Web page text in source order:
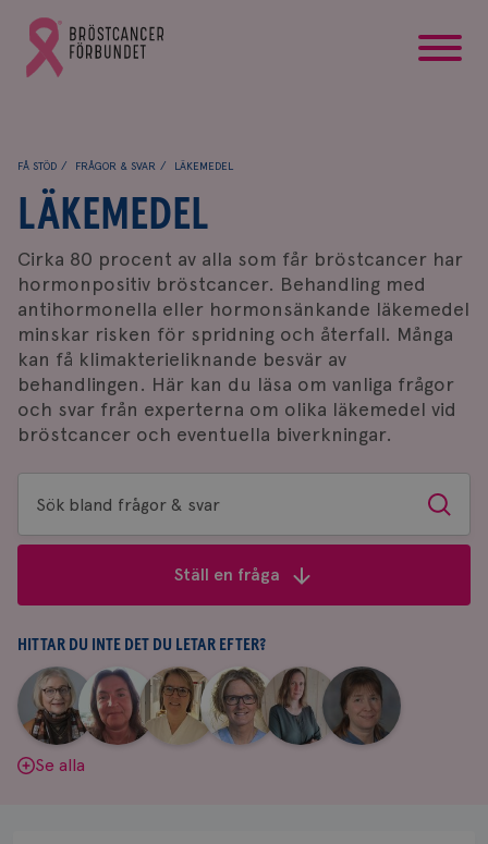
Gå
till
Bröstcancerförbundets
FÅ STÖD FRÅGOR & SVAR LÄKEMEDEL
LÄKEMEDEL
Cirka 80 procent av alla som får bröstcancer har
hormonpositiv bröstcancer. Behandling med
antihormonella eller hormonsänkande läkemedel
minskar risken för spridning och återfall. Många
kan få klimakterieliknande besvär av
behandlingen. Här kan du läsa om vanliga frågor
och svar från experterna om olika läkemedel vid
bröstcancer och eventuella biverkningar.
Sök
bland
&
svar
Sök
Ställ en fråga
HITTAR DU INTE DET DU LETAR EFTER?
Aina
Johnsson
|
Anne
Andersson
Fredrika
Killander
|
Jeanette
Bäcklund
|
Maria
Edegran
|
Yvette
Andersson
Se alla